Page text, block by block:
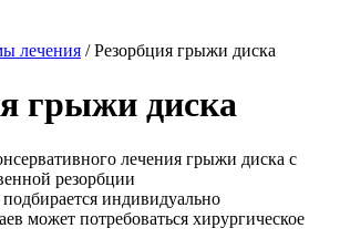
лечения /Резорбция грыжи диска
грыжи диска
лечения грыжи диска с
резорбции
индивидуально
может потребоваться хирургическое